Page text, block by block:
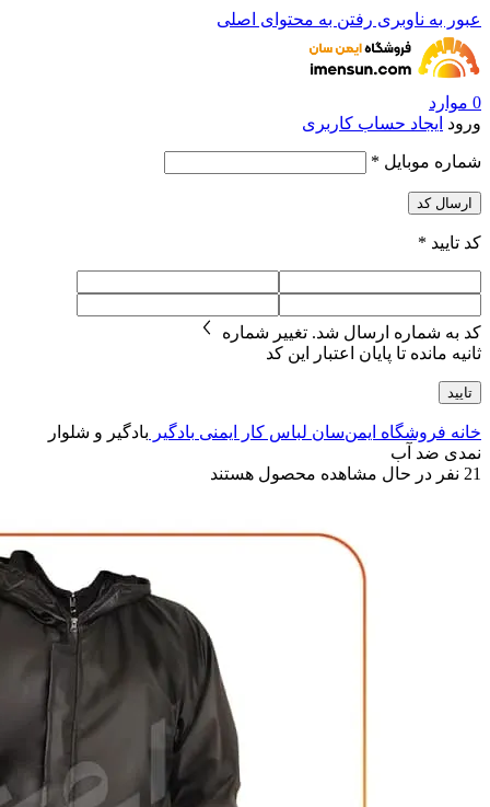
عبور به ناوبری رفتن به محتوای اصلی
0 موارد
ورود ایجاد حساب کاربری
شماره موبایل *
ارسال کد
کد تایید *
کد به شماره ارسال شد. تغییر شماره
ثانیه مانده تا پایان اعتبار این کد
تایید
خانه فروشگاه ایمن‌سان لباس کار ایمنی بادگیر بادگیر و شلوار
نمدی ضد آب
21 نفر در حال مشاهده محصول هستند